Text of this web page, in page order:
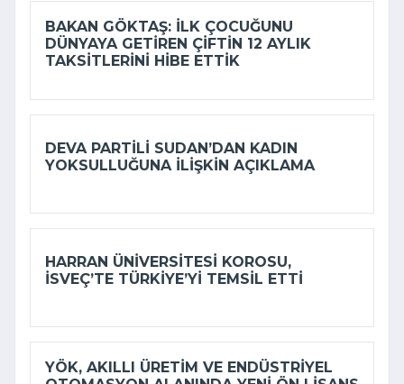
BAKAN GÖKTAŞ: İLK ÇOCUĞUNU
DÜNYAYA GETIREN ÇIFTIN 12 AYLIK
TAKSITLERINI HIBE ETTIK
DEVA PARTILI SUDAN’DAN KADIN
YOKSULLUĞUNA ILIŞKIN AÇIKLAMA
HARRAN ÜNIVERSITESI KOROSU,
İSVEÇ’TE TÜRKIYE’YI TEMSIL ETTI
YÖK, AKILLI ÜRETIM VE ENDÜSTRIYEL